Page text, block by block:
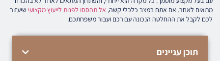
מתאים לאחר. אם אתם במצב כלכלי קשה, אל תהססו לפנות לייעוץ מקצועי שיעזור
לכם לקבל את ההחלטה הנכונה עבורכם ועבור משפחתכם.
תוכן עניינים